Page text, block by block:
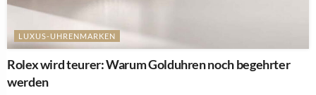
LUXUS-UHRENMARKEN
Rolex wird teurer: Warum Golduhren noch begehrter
werden